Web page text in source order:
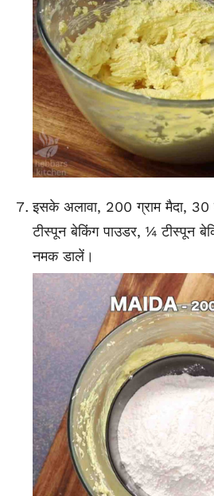
इसके अलावा, 200 ग्राम मैदा, 30
टीस्पून बेकिंग पाउडर, ¼ टीस्पून
नमक डालें।